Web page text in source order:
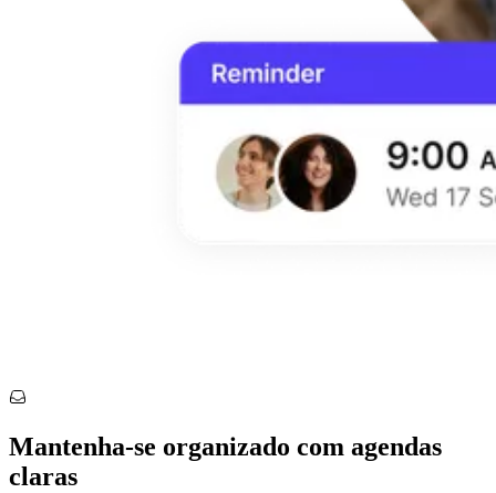
Mantenha-se organizado com agendas
claras